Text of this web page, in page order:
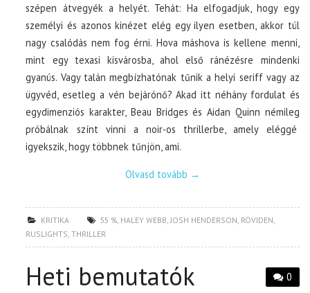
szépen átvegyék a helyét. Tehát: Ha elfogadjuk, hogy egy
személyi és azonos kinézet elég egy ilyen esetben, akkor túl
nagy csalódás nem fog érni. Hova máshova is kellene menni,
mint egy texasi kisvárosba, ahol első ránézésre mindenki
gyanús. Vagy talán megbízhatónak tűnik a helyi seriff vagy az
ügyvéd, esetleg a vén bejárónő? Akad itt néhány fordulat és
egydimenziós karakter, Beau Bridges és Aidan Quinn némileg
próbálnak színt vinni a noir-os thrillerbe, amely eléggé
igyekszik, hogy többnek tűnjön, ami.
Olvasd tovább →
KRITIKA 55 % HALEY WEBB JOSH HENDERSON RÖVIDEN
RUSLIGHTS ,THRILLER
0
Heti bemutatók